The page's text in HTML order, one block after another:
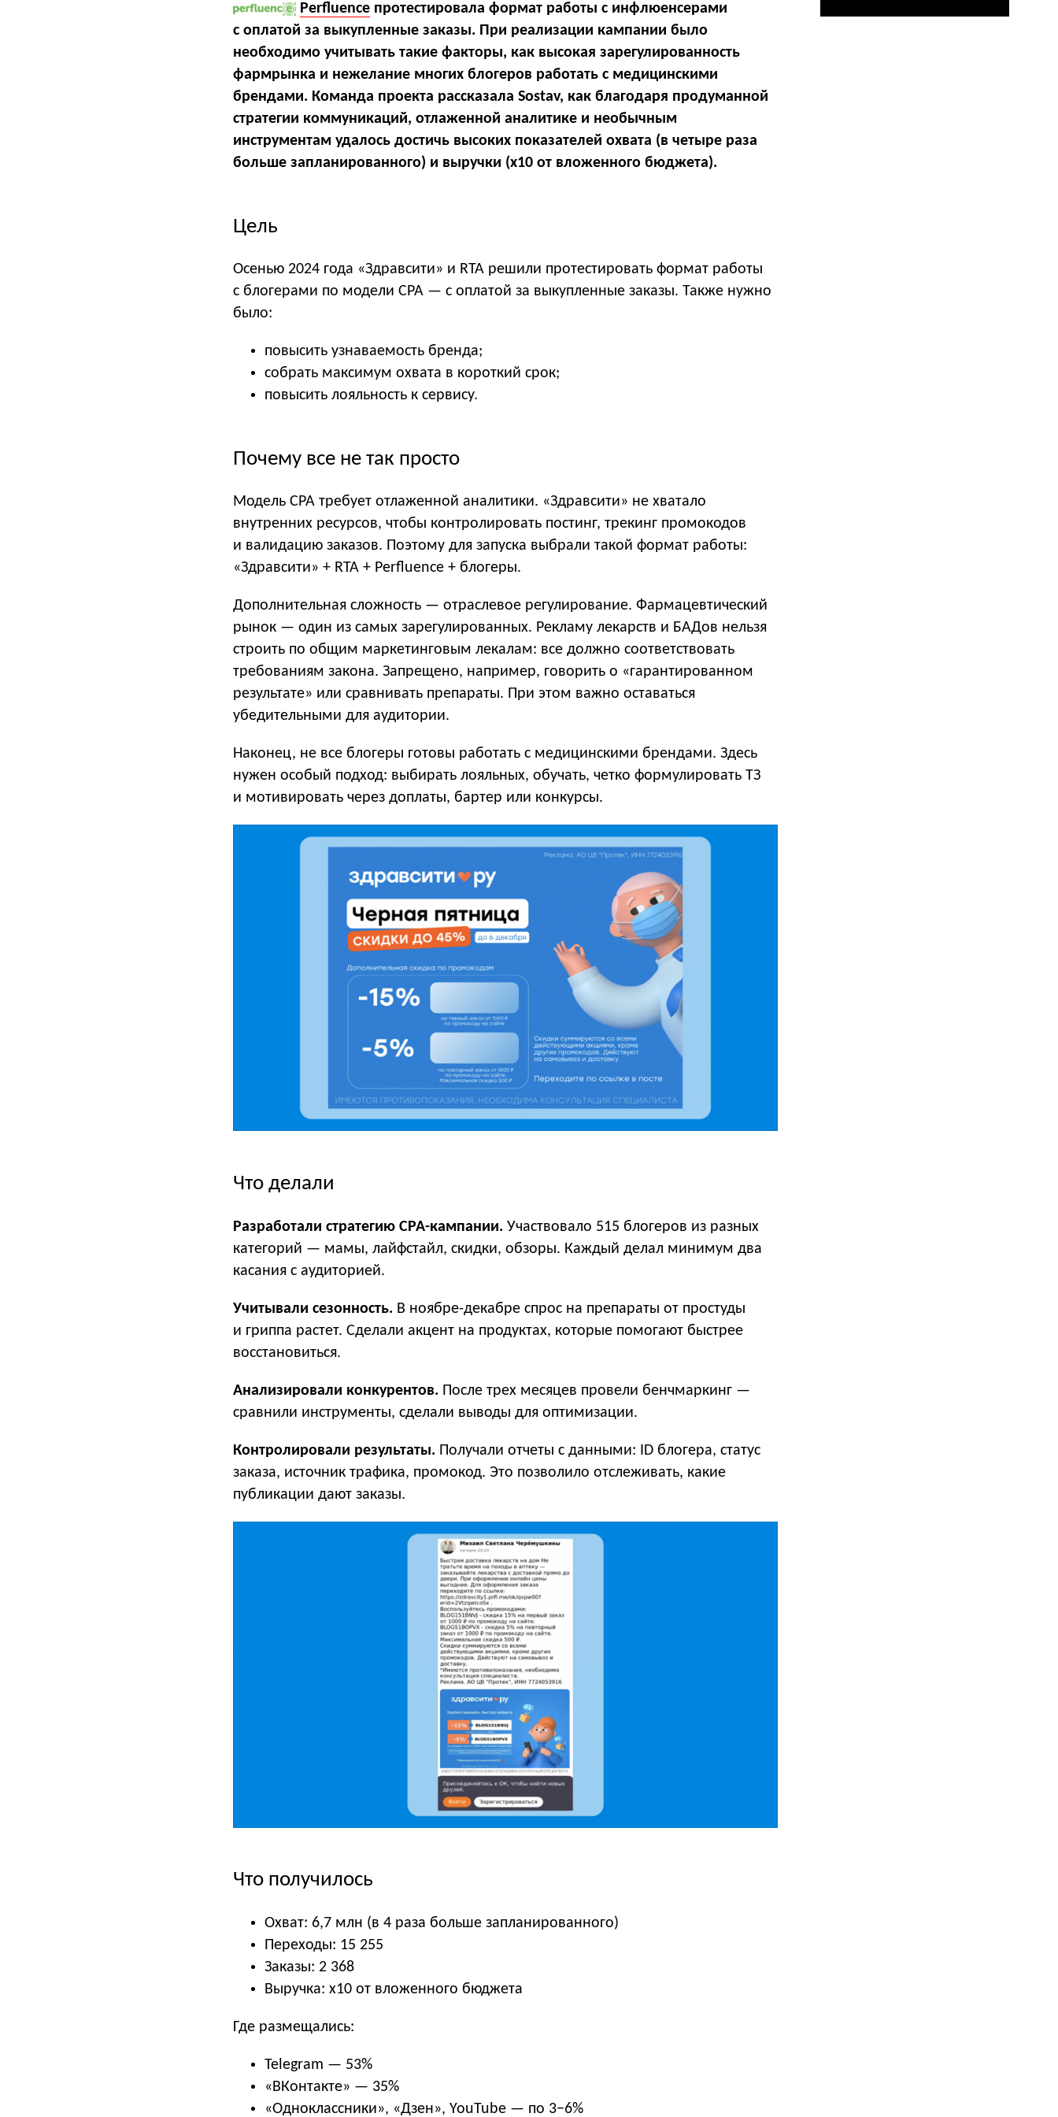
Perfluence протестировала формат работы с инфлюенсерами
с оплатой за выкупленные заказы. При реализации кампании было
необходимо учитывать такие факторы, как высокая зарегулированность
фармрынка и нежелание многих блогеров работать с медицинскими
брендами. Команда проекта рассказала Sostav, как благодаря продуманной
стратегии коммуникаций, отлаженной аналитике и необычным
инструментам удалось достичь высоких показателей охвата (в четыре раза
больше запланированного) и выручки (x10 от вложенного бюджета).
Цель
Осенью 2024 года «Здравсити» и RTA решили протестировать формат работы
с блогерами по модели CPA — с оплатой за выкупленные заказы. Также нужно
было:
повысить узнаваемость бренда;
собрать максимум охвата в короткий срок;
повысить лояльность к сервису.
Почему все не так просто
Модель CPA требует отлаженной аналитики. «Здравсити» не хватало
внутренних ресурсов, чтобы контролировать постинг, трекинг промокодов
и валидацию заказов. Поэтому для запуска выбрали такой формат работы:
«Здравсити» + RTA + Perfluence + блогеры.
Дополнительная сложность — отраслевое регулирование. Фармацевтический
рынок — один из самых зарегулированных. Рекламу лекарств и БАДов нельзя
строить по общим маркетинговым лекалам: все должно соответствовать
требованиям закона. Запрещено, например, говорить о «гарантированном
результате» или сравнивать препараты. При этом важно оставаться
убедительными для аудитории.
Наконец, не все блогеры готовы работать с медицинскими брендами. Здесь
нужен особый подход: выбирать лояльных, обучать, четко формулировать ТЗ
и мотивировать через доплаты, бартер или конкурсы.
Что делали
Разработали стратегию CPA-кампании. Участвовало 515 блогеров из разных
категорий — мамы, лайфстайл, скидки, обзоры. Каждый делал минимум два
касания с аудиторией.
Учитывали сезонность. В ноябре-декабре спрос на препараты от простуды
и гриппа растет. Сделали акцент на продуктах, которые помогают быстрее
восстановиться.
Анализировали конкурентов. После трех месяцев провели бенчмаркинг —
сравнили инструменты, сделали выводы для оптимизации.
Контролировали результаты. Получали отчеты с данными: ID блогера, статус
заказа, источник трафика, промокод. Это позволило отслеживать, какие
публикации дают заказы.
Что получилось
Охват: 6,7 млн (в 4 раза больше запланированного)
Переходы: 15 255
Заказы: 2 368
Выручка: x10 от вложенного бюджета
Где размещались:
Telegram — 53%
«ВКонтакте» — 35%
«Одноклассники», «Дзен», YouTube — по 3−6%